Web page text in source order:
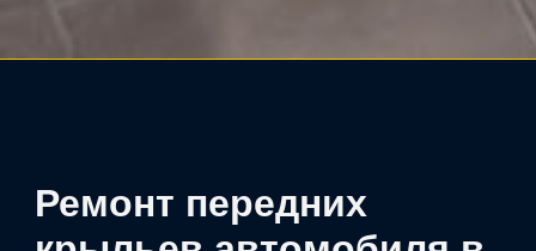
Ремонт передних